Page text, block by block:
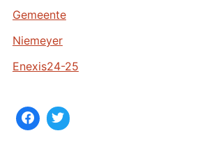
e
n
Gemeente
Niemeyer
Enexis24-25